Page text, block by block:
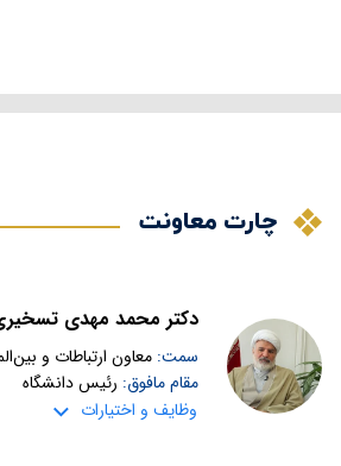
چارت معاونت
دکتر محمد مهدی
سمت: معاون ارتباطات و
مقام مافوق: رئیس دانشگاه
وظایف و اختیارات